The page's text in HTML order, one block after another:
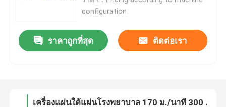
เกี่ยวกับเรา
ควบคุมคุณภาพ
configuration
ราคาถูกที่สุด ติดต่อเรา
เครื่องแผ่นโรงพยาบาล 800 มม. 1000 มม. 170 ม./นาที 300 ม./นาที